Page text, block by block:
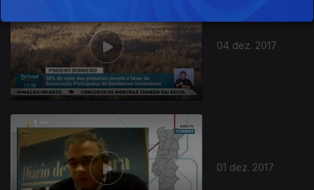
04 dez. 2017
01 dez. 2017